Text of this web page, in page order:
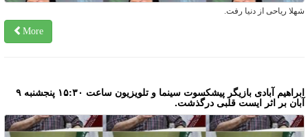
ریاحی از دنیا رفت.
More
ابراهیم آبادی بازیگر پیشکسوت سینما و تلویزیون ساعت ۱۵:۳۰ پنجشنبه ۹
بر اثر ایست قلبی درگذشت.